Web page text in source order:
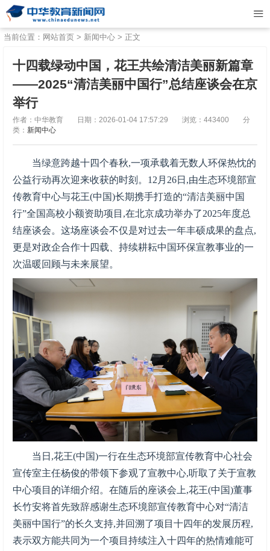
当前位置： 网站首页 > 新闻中心 > 正文
十四载绿动中国，花王共绘清洁美丽新篇章
——2025“清洁美丽中国行”总结座谈会在京
举行
作者：中华教育 日期：2026-01-04 17:57:29 浏览：443400
分
类： 新闻中心
当绿意跨越十四个春秋,一项承载着无数人环保热忱的
公益行动再次迎来收获的时刻。12月26日,由生态环境部宣
传教育中心与花王(中国)长期携手打造的“清洁美丽中国
行”全国高校小额资助项目,在北京成功举办了2025年度总
结座谈会。这场座谈会不仅是对过去一年丰硕成果的盘点,
更是对政企合作十四载、持续耕耘中国环保宣教事业的一
次温暖回顾与未来展望。
当日,花王(中国)一行在生态环境部宣传教育中心社会
宣传室主任杨俊的带领下参观了宣教中心,听取了关于宣教
中心项目的详细介绍。在随后的座谈会上,花王(中国)董事
长竹安将首先致辞感谢生态环境部宣传教育中心对“清洁
美丽中国行”的长久支持,并回溯了项目十四年的发展历程,
表示双方能共同为一个项目持续注入十四年的热情难能可